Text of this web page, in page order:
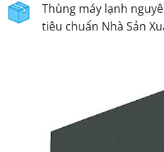
Thùng máy lạnh
tiêu chuẩn Nhà Sản